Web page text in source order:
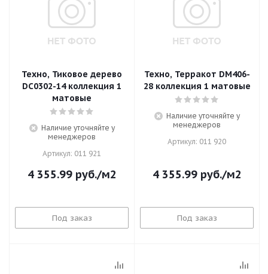
Техно, Тиковое дерево
DC0302-14 коллекция 1
матовые
Наличие уточняйте у
менеджеров
Артикул: 011 921
4 355.99руб./м2
Под заказ
Техно, Терракот DM406-
28 коллекция 1 матовые
Наличие уточняйте у
менеджеров
Артикул: 011 920
4 355.99руб./м2
Под заказ